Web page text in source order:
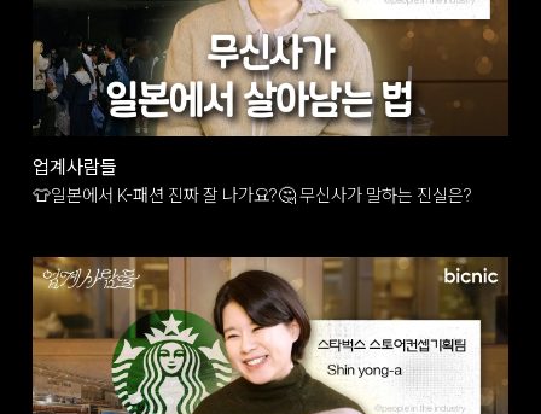
업계사람들
👕일본에서 K-패션 진짜 잘 나가요?🤔 무신사가 말하는 진실은?